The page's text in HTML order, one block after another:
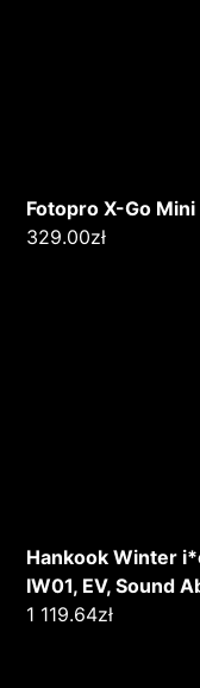
Fotopro X-Go Mini
329.00zł
Hankook Winter
IW01, EV, Sound
1 119.64zł